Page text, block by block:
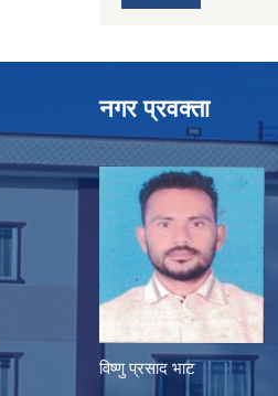
नगर प्रवक्ता
विष्णु प्रसाद भाट